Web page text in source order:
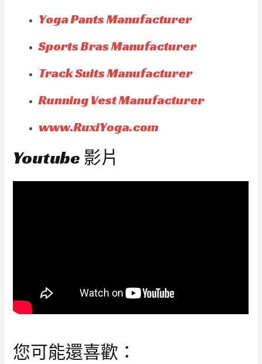
Yoga Pants Manufacturer
Sports Bras Manufacturer
Track Suits Manufacturer
Running Vest Manufacturer
www.RuxiYoga.com
Youtube 影片
您可能還喜歡：